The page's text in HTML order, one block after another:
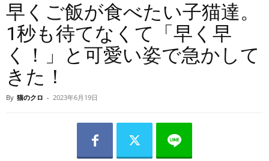
早くご飯が食べたい子猫達。
1秒も待てなくて「早く早
く！」と可愛い姿で急かして
きた！
By 猫のクロ - 2023年6月19日